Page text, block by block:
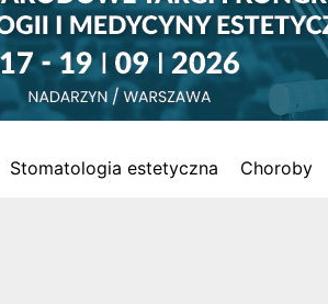
Stomatologia estetyczna Choroby